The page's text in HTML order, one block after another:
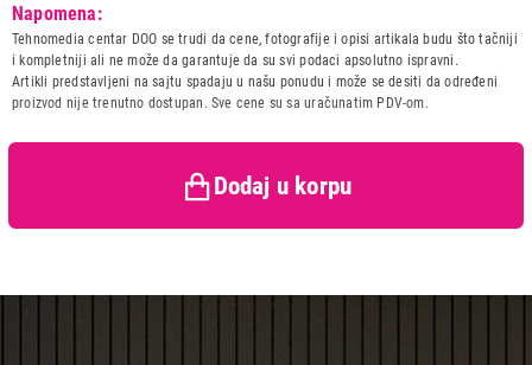
Naziv i vrsta robe:
MIKROTALASNA PECNICA
Uvoznik:
REPRO MARKET doo
Zemlja porekla:
KINA
kupaca po osnovu zakona o
Napomena:
Tehnomedia centar DOO se trudi da cene, fotografije i opisi artikala budu što tačniji
i kompletniji ali ne može da garantuje da su svi podaci apsolutno ispravni.
Artikli predstavljeni na sajtu spadaju u našu ponudu i može se desiti da određeni
proizvod nije trenutno dostupan. Sve cene su sa uračunatim PDV-om.
Dodaj u korpu
Ukupno u korpi:0,00
Nastavi kupovinu
Završi kupovinu